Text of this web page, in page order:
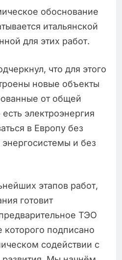
обоснование
итальянской
для этих работ.
что для этого
новые объекты
от общей
электроэнергия
в Европу без
и без
этапов работ,
готовит
ТЭО
которого подписано
содействии с